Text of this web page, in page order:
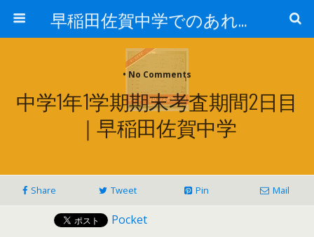
早稲田佐賀中学でのあれこれ
• No Comments
中学1年1学期期末考査期間2日目
｜早稲田佐賀中学
Share Tweet Pin Mail
Pocket